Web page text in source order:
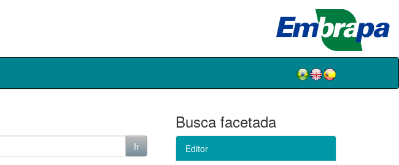
Busca facetada
Editor